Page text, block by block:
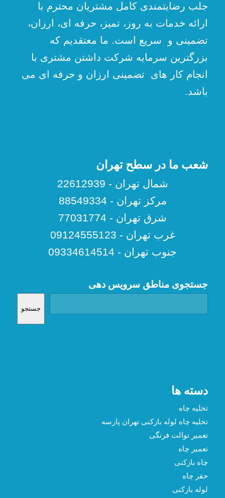
جلب رضایتمندی کامل مشتریان محترم با
ارائه خدمات به روز، تمیز، حرفه ای، ارزان،
تضمینی و سریع است. ما معتقدیم که
بزرگترین سرمایه شرکت داشتن مشتری با
انجام کار های تضمینی ارزان و حرفه ای می
باشد.
شعب ما در سطح تهران
شمال تهران - 22612939
مرکز تهران - 88549334
شرق تهران - 77031774
غرب تهران - 09124555123
جنوب تهران - 09334614514
جستجوی مناطق سرویس دهی
جستجو
دسته ها
تخلیه چاه
تخلیه چاه لوله بازکنی تهران پارسه
تعمیر توالت فرنگی
تعمیر چاه
چاه بازکنی
حفر چاه
لوله بازکنی